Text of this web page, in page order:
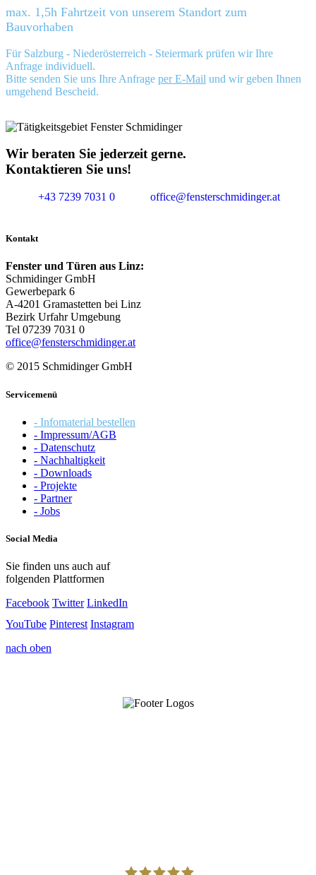
max. 1,5h Fahrtzeit von unserem Standort zum
Bauvorhaben
Für Salzburg - Niederösterreich - Steiermark prüfen wir Ihre
Anfrage individuell.
Bitte senden Sie uns Ihre Anfrage per E-Mail und wir geben Ihnen
umgehend Bescheid.
Wir beraten Sie jederzeit gerne.
Kontaktieren Sie uns!
+43 7239 7031 0 office@fensterschmidinger.at
Kontakt
Fenster und Türen aus Linz:
Schmidinger GmbH
Gewerbepark 6
A-4201 Gramastetten bei Linz
Bezirk Urfahr Umgebung
Tel 07239 7031 0
office@fensterschmidinger.at
© 2015 Schmidinger GmbH
Servicemenü
- Infomaterial bestellen
- Impressum/AGB
- Datenschutz
- Nachhaltigkeit
- Downloads
- Projekte
- Partner
- Jobs
Social Media
Sie finden uns auch auf
folgenden Plattformen
Facebook Twitter LinkedIn
YouTube Pinterest Instagram
nach oben